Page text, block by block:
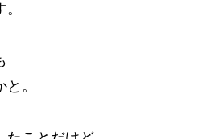
。